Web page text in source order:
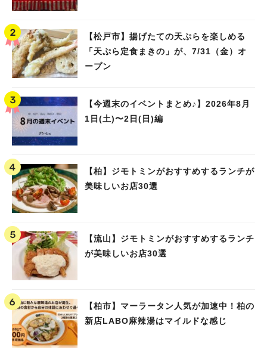
【松戸市】揚げたての天ぷらを楽しめる
「天ぷら定食まきの」が、7/31（金）オ
ープン
【今週末のイベントまとめ♪】2026年8月
1日(土)〜2日(日)編
【柏】ジモトミンがおすすめするランチが
美味しいお店30選
【流山】ジモトミンがおすすめするランチ
が美味しいお店30選
【柏市】マーラータン人気が加速中！柏の
新店LABO麻辣湯はマイルドな感じ